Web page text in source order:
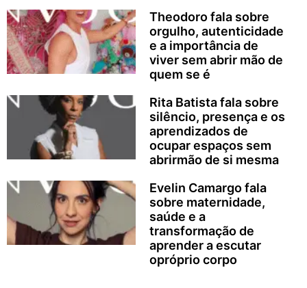
Theodoro fala sobre
orgulho, autenticidade
e a importância de
viver sem abrir mão de
quem se é
Rita Batista fala sobre
silêncio, presença e os
aprendizados de
ocupar espaços sem
abrirmão de si mesma
Evelin Camargo fala
sobre maternidade,
saúde e a
transformação de
aprender a escutar
opróprio corpo